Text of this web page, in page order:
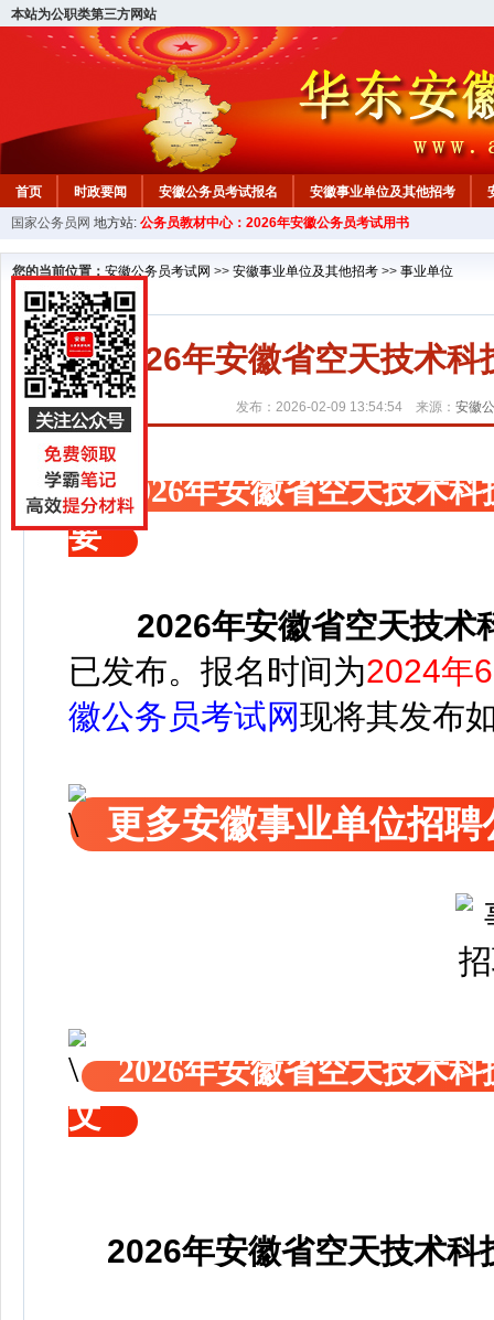
本站为公职类第三方网站
首页 时政要闻 安徽公务员考试报名 安徽事业单位及其他招考
安徽公务员行测试题 在线咨询 教材中心
国家公务员网 地方站: 公务员教材中心：2026年安徽公务员考试用书
您的当前位置： 安徽公务员考试网 >> 安徽事业单位及其他招考 >> 事业单位
2026年安徽省空天技术
发布：2026-02-09 13:54:54 来源： 安徽
2026年安徽省空天技术
要
2026年安徽省空天技术
已发布。 报名时间为2024年
徽公务员考试网现将其发布
更多安徽事业单位招聘
2026年安徽省空天技术
文
2026年安徽省空天技术